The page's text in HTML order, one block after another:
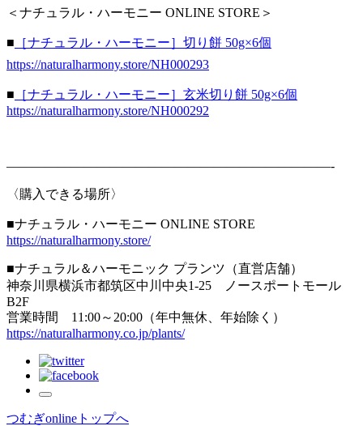
＜ナチュラル・ハーモニー ONLINE STORE＞
■ ［ナチュラル・ハーモニー］切り餅 50g×6個
https://naturalharmony.store/NH000293
■ ［ナチュラル・ハーモニー］玄米切り餅 50g×6個
https://naturalharmony.store/NH000292
—————————————————————————-
〈購入できる場所〉
■ナチュラル・ハーモニー ONLINE STORE
https://naturalharmony.store/
■ナチュラル＆ハーモニック プランツ（直営店舗）
神奈川県横浜市都筑区中川中央1-25 ノースポートモール
B2F
営業時間 11:00～20:00（年中無休、年始除く）
https://naturalharmony.co.jp/plants/
つむぎonlineトップへ